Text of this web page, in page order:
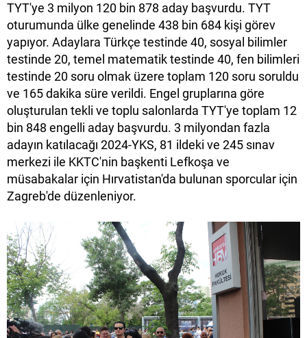
TYT'ye 3 milyon 120 bin 878 aday başvurdu. TYT
oturumunda ülke genelinde 438 bin 684 kişi görev
yapıyor. Adaylara Türkçe testinde 40, sosyal bilimler
testinde 20, temel matematik testinde 40, fen bilimleri
testinde 20 soru olmak üzere toplam 120 soru soruldu
ve 165 dakika süre verildi. Engel gruplarına göre
oluşturulan tekli ve toplu salonlarda TYT'ye toplam 12
bin 848 engelli aday başvurdu. 3 milyondan fazla
adayın katılacağı 2024-YKS, 81 ildeki ve 245 sınav
merkezi ile KKTC'nin başkenti Lefkoşa ve
müsabakalar için Hırvatistan'da bulunan sporcular için
Zagreb'de düzenleniyor.